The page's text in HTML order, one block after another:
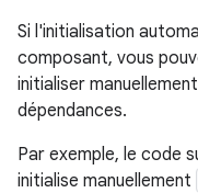
Si l'initialisation
composant, vous
initialiser
dépendances.
Par exemple, le code
initialise manuellement